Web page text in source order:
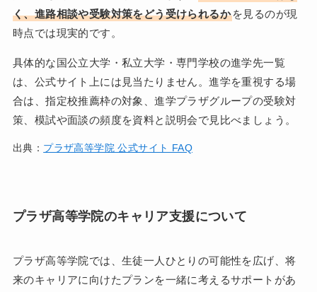
く、進路相談や受験対策をどう受けられるかを見るのが現
時点では現実的です。
具体的な国公立大学・私立大学・専門学校の進学先一覧
は、公式サイト上には見当たりません。進学を重視する場
合は、指定校推薦枠の対象、進学プラザグループの受験対
策、模試や面談の頻度を資料と説明会で見比べましょう。
出典： プラザ高等学院 公式サイト FAQ
プラザ高等学院のキャリア支援について
プラザ高等学院では、生徒一人ひとりの可能性を広げ、将
来のキャリアに向けたプランを一緒に考えるサポートがあ